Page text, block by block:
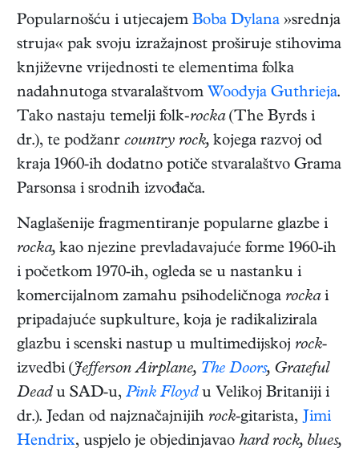
Popularnošću i utjecajem Boba Dylana »srednja
struja« pak svoju izražajnost proširuje stihovima
književne vrijednosti te elementima folka
nadahnutoga stvaralaštvom Woodyja Guthrieja.
Tako nastaju temelji folk-rocka(The Byrds i
dr.), te podžanr country rock, kojega razvoj od
kraja 1960-ih dodatno potiče stvaralaštvo Grama
Parsonsa i srodnih izvođača.
Naglašenije fragmentiranje popularne glazbe i
rocka, kao njezine prevladavajuće forme 1960-ih
i početkom 1970-ih, ogleda se u nastanku i
komercijalnom zamahu psihodeličnoga rockai
pripadajuće supkulture, koja je radikalizirala
glazbu i scenski nastup u multimedijskoj rock-
izvedbi (Jefferson Airplane, The Doors, Grateful
Deadu SAD-u, Pink Floydu Velikoj Britaniji i
dr.). Jedan od najznačajnijih rock-gitarista, Jimi
Hendrix, uspjelo je objedinjavao hard rock, blues,